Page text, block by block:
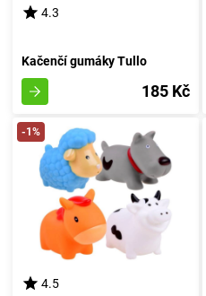
4.3
Kačenčí gumáky Tullo
185 Kč
-1%
4.5